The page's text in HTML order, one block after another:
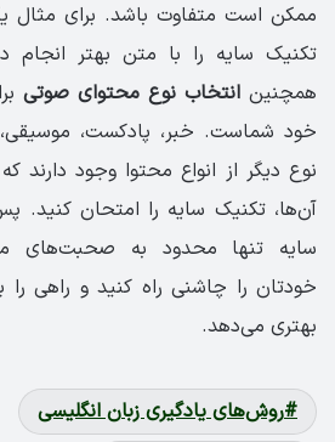
ممکن است متفاوت باشد. برای مثال
تکنیک سایه را با متن بهتر
همچنین انتخاب نوع محتوای صوتی
خود شماست. خبر، پادکست، موسیقی،
نوع دیگر از انواع محتوا وجود دارند
آن‌ها، تکنیک سایه را امتحان کنید.
سایه تنها محدود به صحبت‌های
خودتان را چاشنی راه کنید و راهی
بهتری می‌دهد.
روش‌های یادگیری زبان انگلیسی